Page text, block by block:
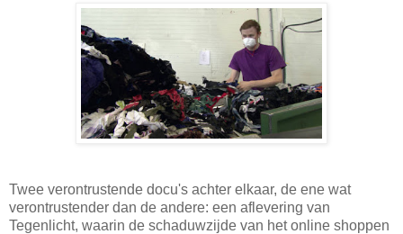
Twee verontrustende docu's achter elkaar, de ene wat
verontrustender dan de andere: een aflevering van
Tegenlicht, waarin de schaduwzijde van het online shoppen